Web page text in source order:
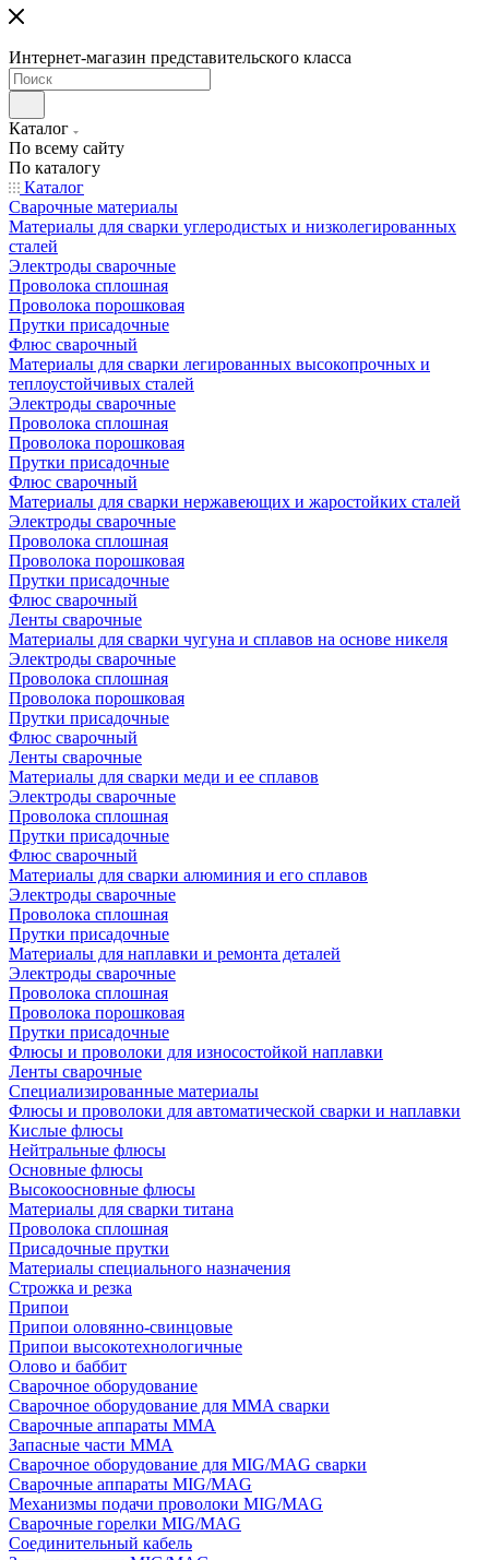
Интернет-магазин представительского класса
Каталог
По всему сайту
По каталогу
Каталог
Сварочные материалы
Материалы для сварки углеродистых и низколегированных
сталей
Электроды сварочные
Проволока сплошная
Проволока порошковая
Прутки присадочные
Флюс сварочный
Материалы для сварки легированных высокопрочных и
теплоустойчивых сталей
Электроды сварочные
Проволока сплошная
Проволока порошковая
Прутки присадочные
Флюс сварочный
Материалы для сварки нержавеющих и жаростойких сталей
Электроды сварочные
Проволока сплошная
Проволока порошковая
Прутки присадочные
Флюс сварочный
Ленты сварочные
Материалы для сварки чугуна и сплавов на основе никеля
Электроды сварочные
Проволока сплошная
Проволока порошковая
Прутки присадочные
Флюс сварочный
Ленты сварочные
Материалы для сварки меди и ее сплавов
Электроды сварочные
Проволока сплошная
Прутки присадочные
Флюс сварочный
Материалы для сварки алюминия и его сплавов
Электроды сварочные
Проволока сплошная
Прутки присадочные
Материалы для наплавки и ремонта деталей
Электроды сварочные
Проволока сплошная
Проволока порошковая
Прутки присадочные
Флюсы и проволоки для износостойкой наплавки
Ленты сварочные
Специализированные материалы
Флюсы и проволоки для автоматической сварки и наплавки
Кислые флюсы
Нейтральные флюсы
Основные флюсы
Высокоосновные флюсы
Материалы для сварки титана
Проволока сплошная
Присадочные прутки
Материалы специального назначения
Строжка и резка
Припои
Припои оловянно-свинцовые
Припои высокотехнологичные
Олово и баббит
Сварочное оборудование
Сварочное оборудование для MMA сварки
Сварочные аппараты MMA
Запасные части MMA
Сварочное оборудование для MIG/MAG сварки
Сварочные аппараты MIG/MAG
Механизмы подачи проволоки MIG/MAG
Сварочные горелки MIG/MAG
Соединительный кабель